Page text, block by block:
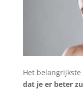
Het
dat je er beter